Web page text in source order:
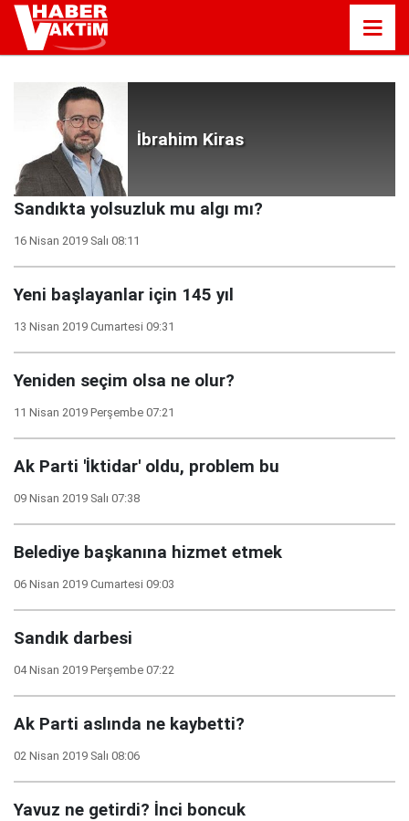
İbrahim Kiras
Sandıkta yolsuzluk mu algı mı?
16 Nisan 2019 Salı 08:11
Yeni başlayanlar için 145 yıl
13 Nisan 2019 Cumartesi 09:31
Yeniden seçim olsa ne olur?
11 Nisan 2019 Perşembe 07:21
Ak Parti 'İktidar' oldu, problem bu
09 Nisan 2019 Salı 07:38
Belediye başkanına hizmet etmek
06 Nisan 2019 Cumartesi 09:03
Sandık darbesi
04 Nisan 2019 Perşembe 07:22
Ak Parti aslında ne kaybetti?
02 Nisan 2019 Salı 08:06
Yavuz ne getirdi? İnci boncuk